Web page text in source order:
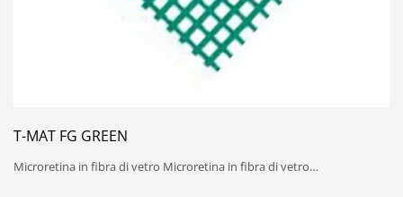
T-MAT FG GREEN
Microretina in fibra di vetro Microretina in fibra di vetro…